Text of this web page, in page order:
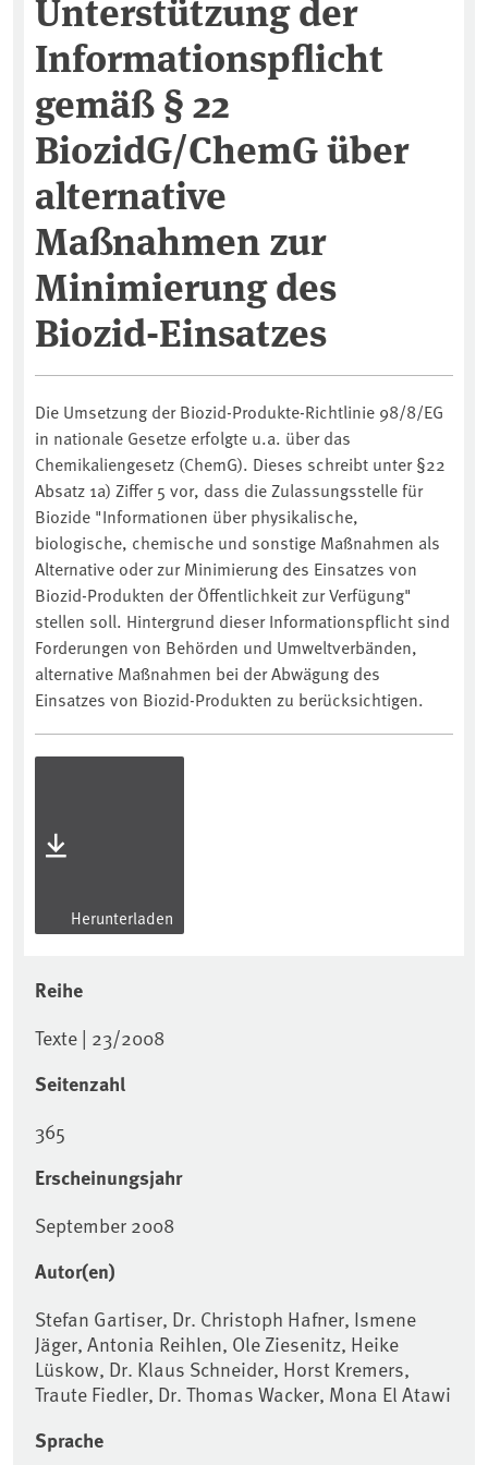
Informationspflicht
gemäß § 22
BiozidG/ChemG über
alternative
Maßnahmen zur
Minimierung des
Biozid-Einsatzes
Die Umsetzung der Biozid-Produkte-Richtlinie 98/8/EG
in nationale Gesetze erfolgte u.a. über das
Chemikaliengesetz (ChemG). Dieses schreibt unter §22
Absatz 1a) Ziffer 5 vor, dass die Zulassungsstelle für
Biozide "Informationen über physikalische,
biologische, chemische und sonstige Maßnahmen als
Alternative oder zur Minimierung des Einsatzes von
Biozid-Produkten der Öffentlichkeit zur Verfügung"
stellen soll. Hintergrund dieser Informationspflicht sind
Forderungen von Behörden und Umweltverbänden,
alternative Maßnahmen bei der Abwägung des
Einsatzes von Biozid-Produkten zu berücksichtigen.
Herunterladen
Reihe
Texte | 23/2008
Seitenzahl
365
Erscheinungsjahr
September 2008
Autor(en)
Stefan Gartiser, Dr. Christoph Hafner, Ismene
Jäger, Antonia Reihlen, Ole Ziesenitz, Heike
Lüskow, Dr. Klaus Schneider, Horst Kremers,
Traute Fiedler, Dr. Thomas Wacker, Mona El Atawi
Sprache